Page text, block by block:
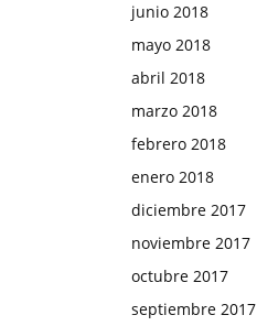
junio 2018
mayo 2018
abril 2018
marzo 2018
febrero 2018
enero 2018
diciembre 2017
noviembre 2017
octubre 2017
septiembre 2017